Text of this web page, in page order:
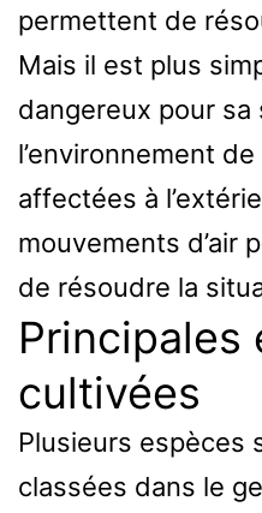
permettent de
Mais il est plus
dangereux pour sa
l’environnement
affectées à
mouvements d’air
de résoudre la
Principales
cultivées
Plusieurs espèces
classées dans le